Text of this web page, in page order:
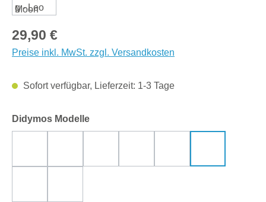
Regulärer Preis:
29,90 €
Preise inkl. MwSt. zzgl. Versandkosten
Sofort verfügbar, Lieferzeit: 1-3 Tage
Didymos Modelleauswählen